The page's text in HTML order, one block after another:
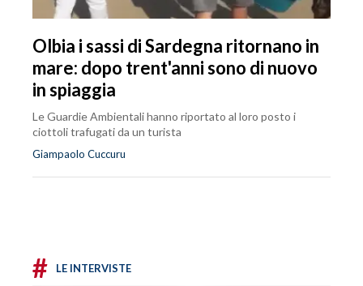
Olbia i sassi di Sardegna ritornano in
mare: dopo trent'anni sono di nuovo
in spiaggia
Le Guardie Ambientali hanno riportato al loro posto i
ciottoli trafugati da un turista
Giampaolo Cuccuru
# LE INTERVISTE